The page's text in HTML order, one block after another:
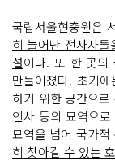
국립서울현충원은
히 늘어난 전사자
설이다. 또 한 곳의
만들어졌다. 초기
하기 위한 공간으
인사 등의 묘역으
묘역을 넘어 국가
히 찾아갈 수 있는